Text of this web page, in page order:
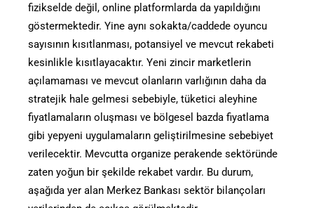
fizikselde değil, online platformlarda da yapıldığını
göstermektedir. Yine aynı sokakta/caddede oyuncu
sayısının kısıtlanması, potansiyel ve mevcut rekabeti
kesinlikle kısıtlayacaktır. Yeni zincir marketlerin
açılamaması ve mevcut olanların varlığının daha da
stratejik hale gelmesi sebebiyle, tüketici aleyhine
fiyatlamaların oluşması ve bölgesel bazda fiyatlama
gibi yepyeni uygulamaların geliştirilmesine sebebiyet
verilecektir. Mevcutta organize perakende sektöründe
zaten yoğun bir şekilde rekabet vardır. Bu durum,
aşağıda yer alan Merkez Bankası sektör bilançoları